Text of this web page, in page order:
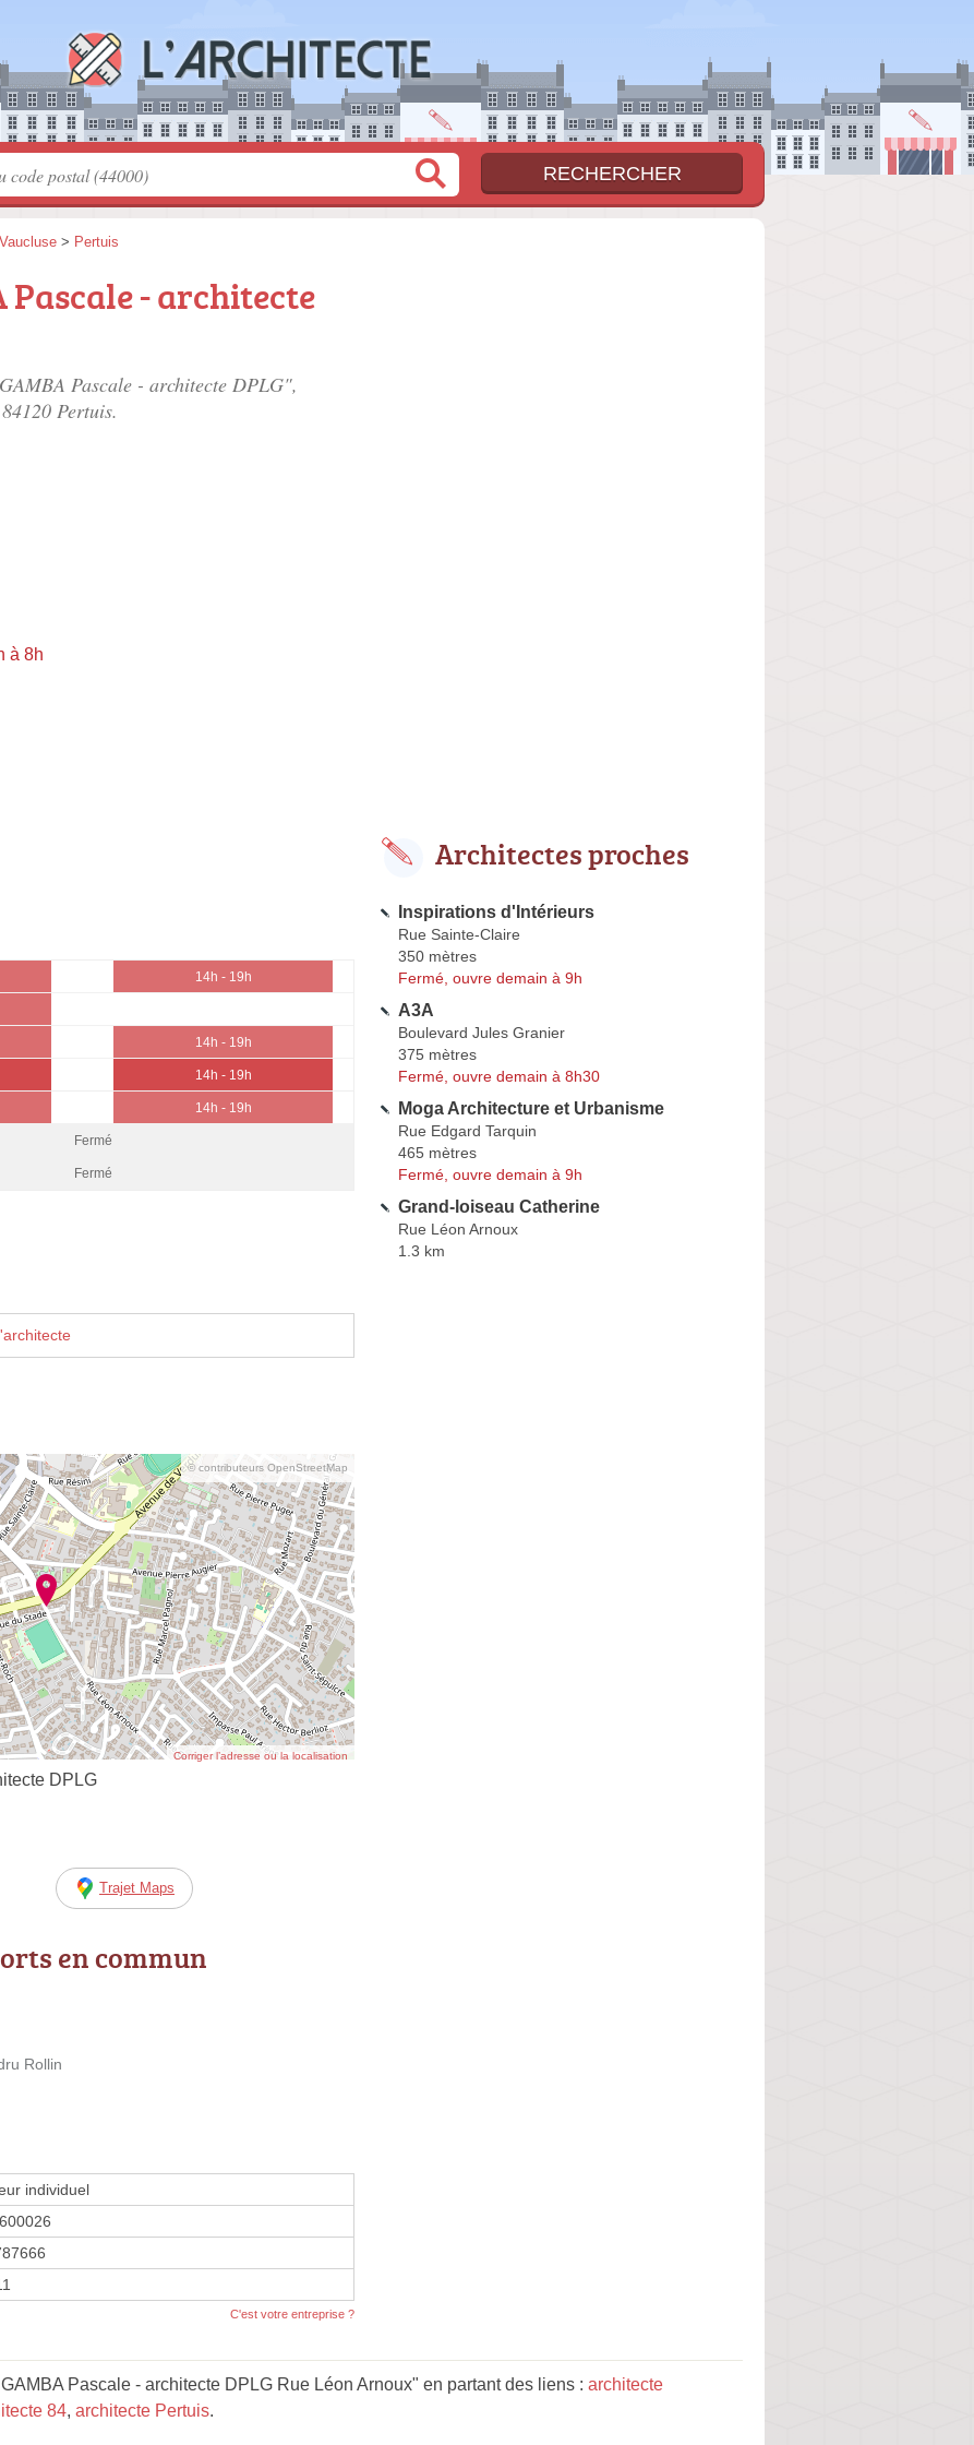
Vaucluse > Pertuis
Pascale - architecte
Pascale - architecte DPLG",
Pertuis.
à 8h
14h - 19h
14h - 19h
14h - 19h
14h - 19h
Fermé
Fermé
© contributeurs OpenStreetMap
Corriger l’adresse ou la localisation
DPLG
Trajet Maps
en commun
Rollin
individuel
C'est votre entreprise ?
Architectes proches
Inspirations d'Intérieurs
Rue Sainte-Claire
350 mètres
Fermé, ouvre demain à 9h
A3A
Boulevard Jules Granier
375 mètres
Fermé, ouvre demain à 8h30
Moga Architecture et Urbanisme
Rue Edgard Tarquin
465 mètres
Fermé, ouvre demain à 9h
Grand-loiseau Catherine
Rue Léon Arnoux
1.3 km
Pascale - architecte DPLG Rue Léon Arnoux" en partant des liens : architecte
84, architecte Pertuis.